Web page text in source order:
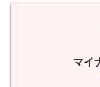
マイ